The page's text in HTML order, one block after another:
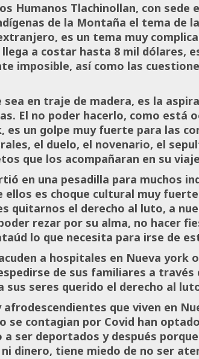
Humanos Tlachinollan, con sede
de la Montaña el tema de
es un tema muy
a costar hasta 8 mil dólares,
imposible, así como las
sea en traje de madera, es la
El no poder hacerlo, como está
es un golpe muy fuerte para las
el duelo, el novenario, el
que los acompañaran en su
en una pesadilla para muchos
ellos es choque cultural muy
quitarnos el derecho al luto, a
rezar por su alma, no hacer
lo que necesita para irse de
a hospitales en Nueva york
de sus familiares a través
sus seres querido el derecho al
que viven en
se contagian por Covid han
ser deportados y después
dinero, tiene miedo de no ser